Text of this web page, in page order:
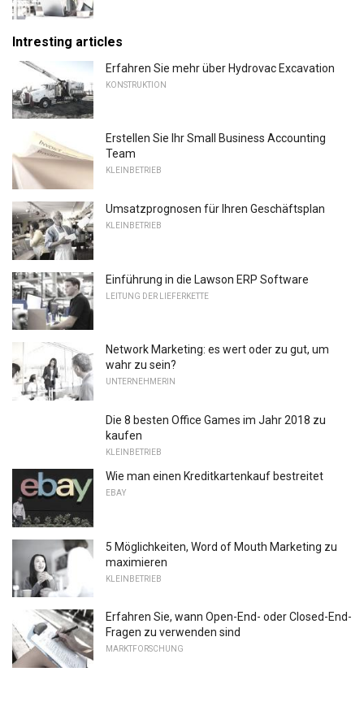
Intresting articles
Erfahren Sie mehr über Hydrovac Excavation
KONSTRUKTION
Erstellen Sie Ihr Small Business Accounting
Team
KLEINBETRIEB
Umsatzprognosen für Ihren Geschäftsplan
KLEINBETRIEB
Einführung in die Lawson ERP Software
LEITUNG DER LIEFERKETTE
Network Marketing: es wert oder zu gut, um
wahr zu sein?
UNTERNEHMERIN
Die 8 besten Office Games im Jahr 2018 zu
kaufen
KLEINBETRIEB
Wie man einen Kreditkartenkauf bestreitet
EBAY
5 Möglichkeiten, Word of Mouth Marketing zu
maximieren
KLEINBETRIEB
Erfahren Sie, wann Open-End- oder Closed-End-
Fragen zu verwenden sind
MARKTFORSCHUNG